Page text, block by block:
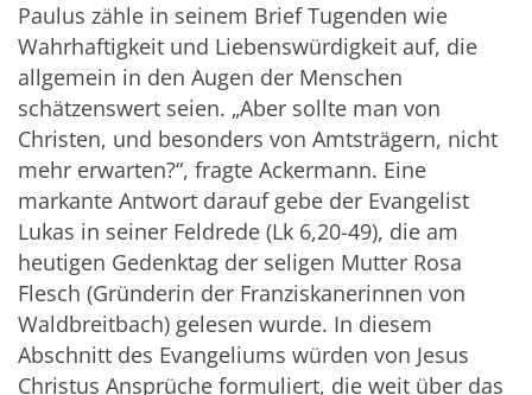
Paulus zähle in seinem Brief Tugenden wie
Wahrhaftigkeit und Liebenswürdigkeit auf, die
allgemein in den Augen der Menschen
schätzenswert seien. „Aber sollte man von
Christen, und besonders von Amtsträgern, nicht
mehr erwarten?“, fragte Ackermann. Eine
markante Antwort darauf gebe der Evangelist
Lukas in seiner Feldrede (Lk 6,20-49), die am
heutigen Gedenktag der seligen Mutter Rosa
Flesch (Gründerin der Franziskanerinnen von
Waldbreitbach) gelesen wurde. In diesem
Abschnitt des Evangeliums würden von Jesus
Christus Ansprüche formuliert, die weit über das